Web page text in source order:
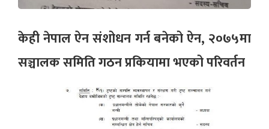
केही नेपालऐन संशोधन गर्न बनेको ऐन, २०७५मा
सञ्चालक समिति गठन प्रकियामा भएको परिवर्तन